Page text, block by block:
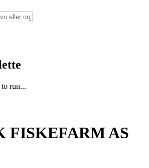
run...
FISKEFARM AS